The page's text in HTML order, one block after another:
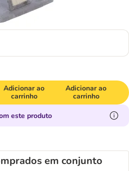
Adicionar ao
carrinho
Adicionar ao
carrinho
este produto
em conjunto